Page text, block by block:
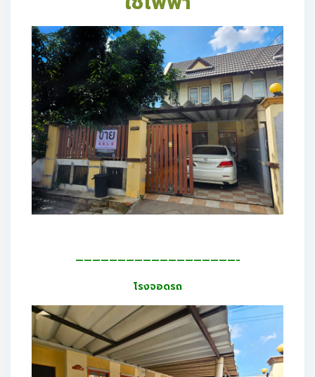
———————————————————-
โรงจอดรถ